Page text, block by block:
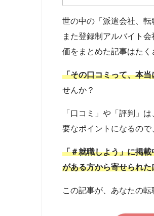
世の中の「派遣会社、転
また登録制アルバイト
価をまとめた記事はた
「その口コミって、本
せんか？
「口コミ」や「評判」
要なポイントになるので
「＃就職しよう」に掲
がある方から寄せられ
この記事が、あなたの転